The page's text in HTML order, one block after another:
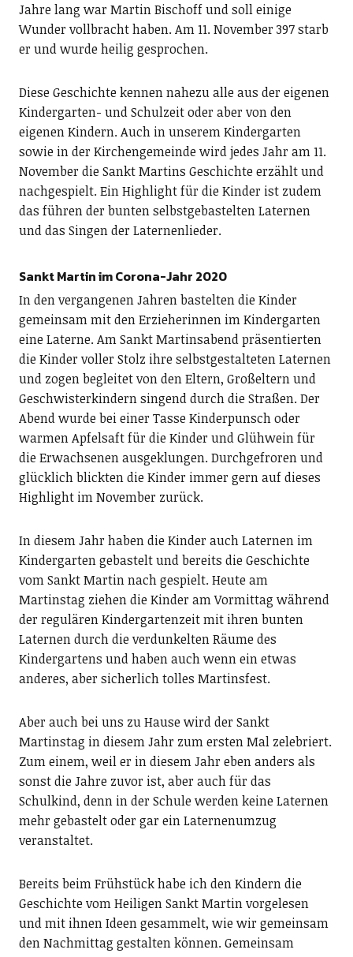
Jahre lang war Martin Bischoff und soll einige
Wunder vollbracht haben. Am 11. November 397 starb
er und wurde heilig gesprochen.
Diese Geschichte kennen nahezu alle aus der eigenen
Kindergarten- und Schulzeit oder aber von den
eigenen Kindern. Auch in unserem Kindergarten
sowie in der Kirchengemeinde wird jedes Jahr am 11.
November die Sankt Martins Geschichte erzählt und
nachgespielt. Ein Highlight für die Kinder ist zudem
das führen der bunten selbstgebastelten Laternen
und das Singen der Laternenlieder.
Sankt Martin im Corona-Jahr 2020
In den vergangenen Jahren bastelten die Kinder
gemeinsam mit den Erzieherinnen im Kindergarten
eine Laterne. Am Sankt Martinsabend präsentierten
die Kinder voller Stolz ihre selbstgestalteten Laternen
und zogen begleitet von den Eltern, Großeltern und
Geschwisterkindern singend durch die Straßen. Der
Abend wurde bei einer Tasse Kinderpunsch oder
warmen Apfelsaft für die Kinder und Glühwein für
die Erwachsenen ausgeklungen. Durchgefroren und
glücklich blickten die Kinder immer gern auf dieses
Highlight im November zurück.
In diesem Jahr haben die Kinder auch Laternen im
Kindergarten gebastelt und bereits die Geschichte
vom Sankt Martin nach gespielt. Heute am
Martinstag ziehen die Kinder am Vormittag während
der regulären Kindergartenzeit mit ihren bunten
Laternen durch die verdunkelten Räume des
Kindergartens und haben auch wenn ein etwas
anderes, aber sicherlich tolles Martinsfest.
Aber auch bei uns zu Hause wird der Sankt
Martinstag in diesem Jahr zum ersten Mal zelebriert.
Zum einem, weil er in diesem Jahr eben anders als
sonst die Jahre zuvor ist, aber auch für das
Schulkind, denn in der Schule werden keine Laternen
mehr gebastelt oder gar ein Laternenumzug
veranstaltet.
Bereits beim Frühstück habe ich den Kindern die
Geschichte vom Heiligen Sankt Martin vorgelesen
und mit ihnen Ideen gesammelt, wie wir gemeinsam
den Nachmittag gestalten können. Gemeinsam